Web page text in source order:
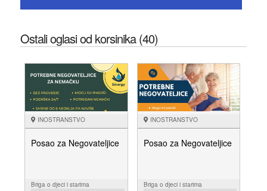
Ostali oglasi od korsinika (40)
INOSTRANSTVO
Posao za Negovateljice
Briga o djeci i starima
INOSTRANSTVO
Posao za Negovateljice
Briga o djeci i starima